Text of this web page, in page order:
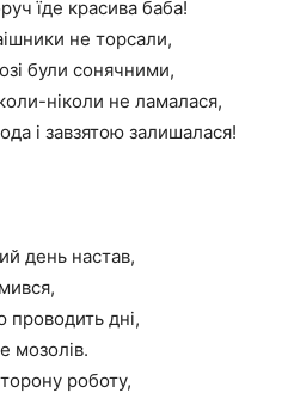
їде красива баба!
не торсали,
були сонячними,
ніколи не ламалася,
і завзятою залишалася!
день настав,
дні,
мозолів.
роботу,